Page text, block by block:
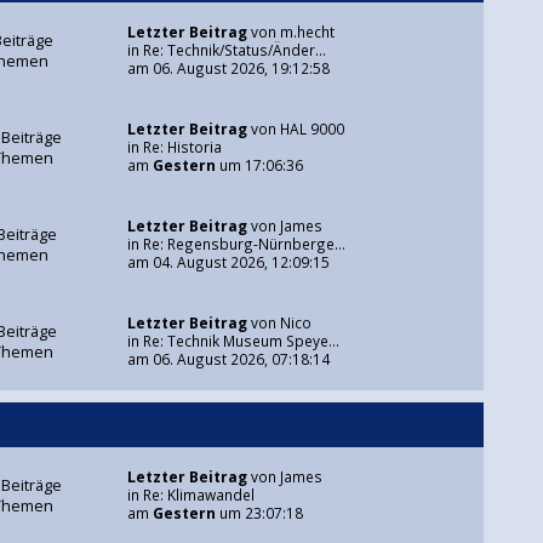
Letzter Beitragvon m.hecht
in Re: Technik/Status/Änder...
am 06. August 2026, 19:12:58
Letzter Beitragvon HAL 9000
in Re: Historia
am Gestern um 17:06:36
Letzter Beitragvon James
in Re: Regensburg-Nürnberge...
am 04. August 2026, 12:09:15
Letzter Beitragvon Nico
in Re: Technik Museum Speye...
am 06. August 2026, 07:18:14
Letzter Beitragvon James
in Re: Klimawandel
am Gestern um 23:07:18